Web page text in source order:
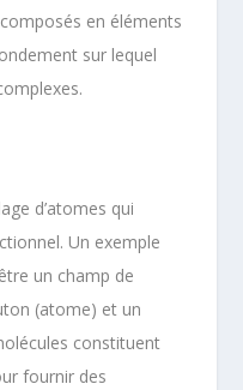
en éléments
sur lequel
d’atomes qui
Un exemple
un champ de
(atome) et un
constituent
fournir des